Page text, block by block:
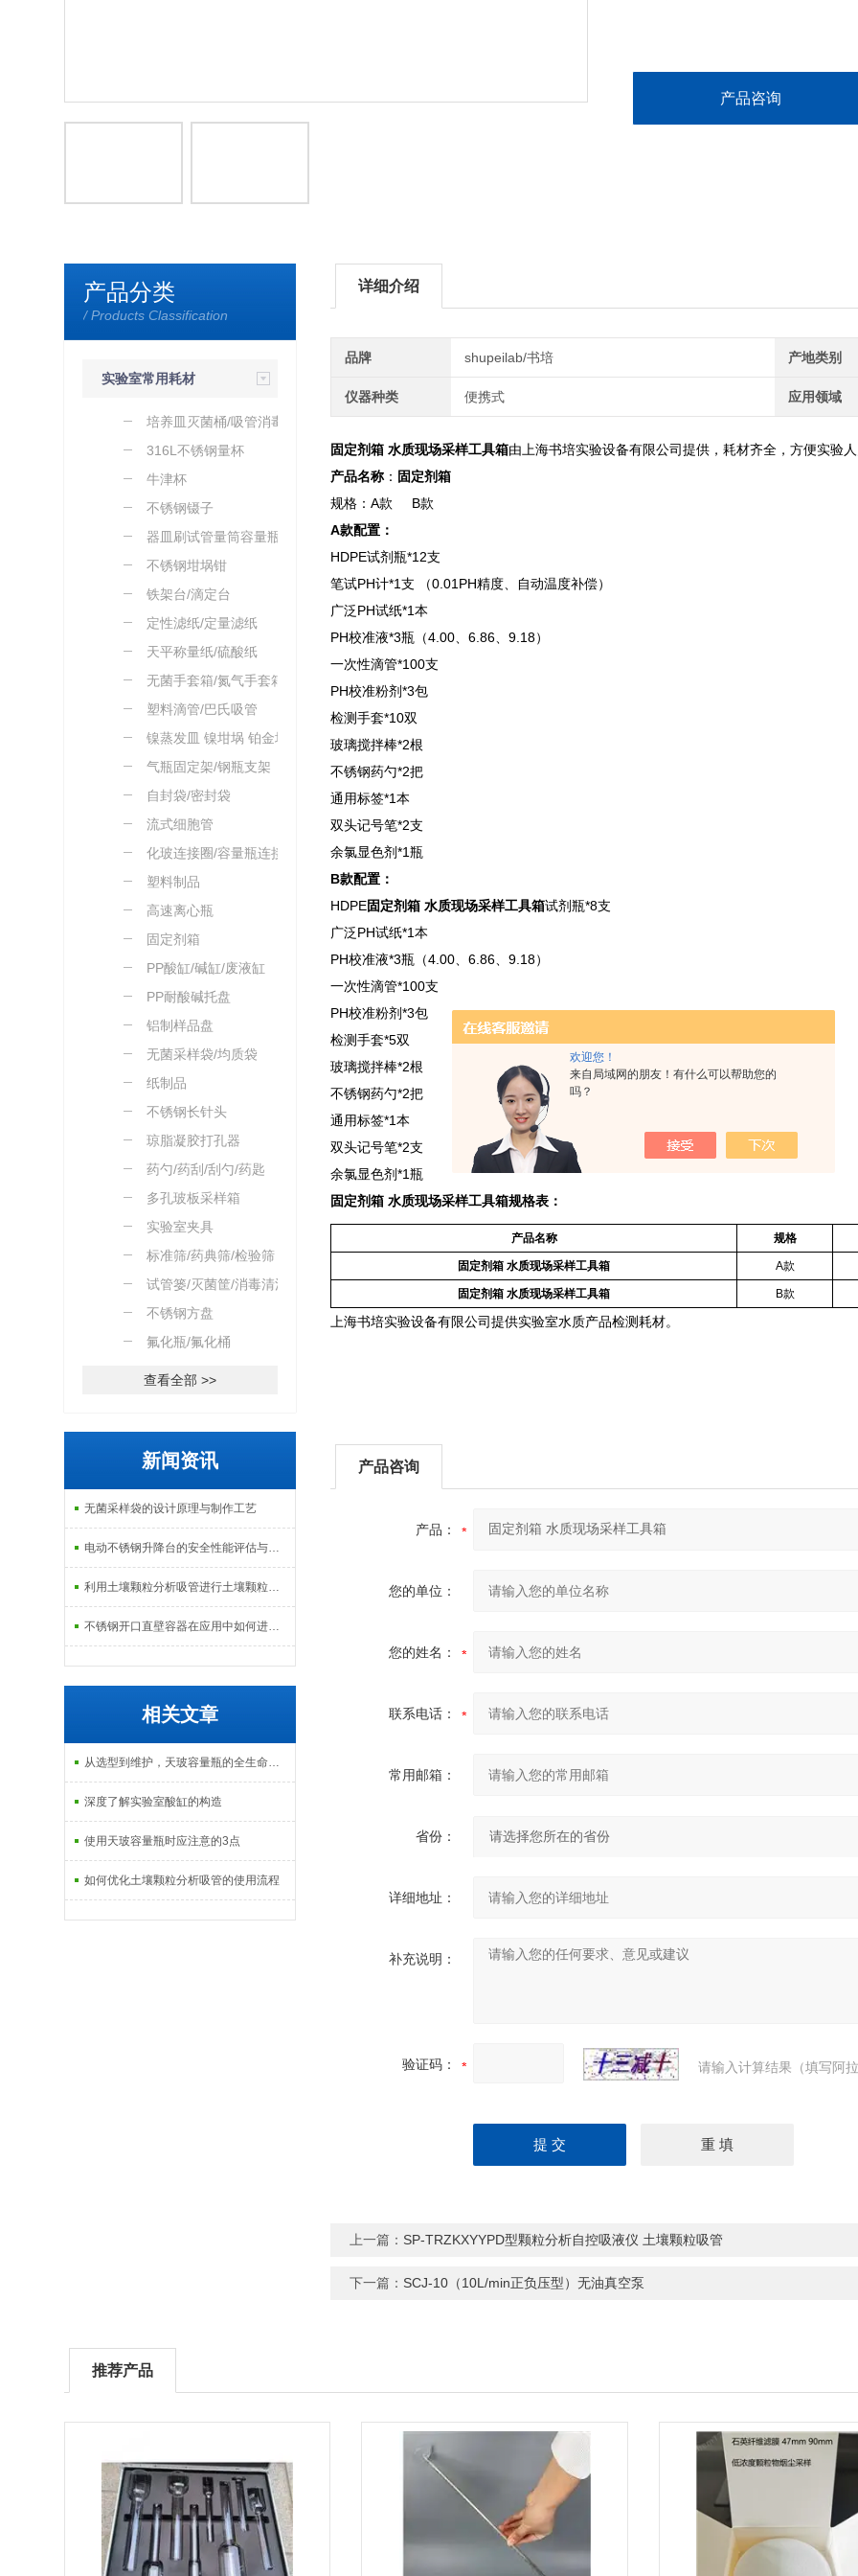
欢迎您！
来自局域网的朋友！有什么可以帮助您的
吗？
产品咨询
产品分类
/ Products Classification
实验室常用耗材
培养皿灭菌桶/吸管消毒桶
316L不锈钢量杯
牛津杯
不锈钢镊子
器皿刷试管量筒容量瓶刷
不锈钢坩埚钳
铁架台/滴定台
定性滤纸/定量滤纸
天平称量纸/硫酸纸
无菌手套箱/氮气手套箱
塑料滴管/巴氏吸管
镍蒸发皿 镍坩埚 铂金坩
埚
气瓶固定架/钢瓶支架
自封袋/密封袋
流式细胞管
化玻连接圈/容量瓶连接绳
塑料制品
高速离心瓶
固定剂箱
PP酸缸/碱缸/废液缸
PP耐酸碱托盘
铝制样品盘
无菌采样袋/均质袋
纸制品
不锈钢长针头
琼脂凝胶打孔器
药勺/药刮/刮勺/药匙
多孔玻板采样箱
实验室夹具
标准筛/药典筛/检验筛
试管篓/灭菌筐/消毒清洗
篮
不锈钢方盘
氟化瓶/氟化桶
查看全部 >>
新闻资讯
无菌采样袋的设计原理与制作工艺
电动不锈钢升降台的安全性能评估与控制
利用土壤颗粒分析吸管进行土壤颗粒定量分析的研究
不锈钢开口直壁容器在应用中如何进行维护和保养？
相关文章
从选型到维护，天玻容量瓶的全生命周期使用指南
深度了解实验室酸缸的构造
使用天玻容量瓶时应注意的3点
如何优化土壤颗粒分析吸管的使用流程
详细介绍
品牌 shupeilab/书培 产地类别
仪器种类 便携式 应用领域
固定剂箱 水质现场采样工具箱由上海书培实验设备有限公司提供，耗材齐全，方便实验人
产品名称 ： 固定剂箱
规格：A款 B款
A款配置：
HDPE试剂瓶*12支
笔试PH计*1支 （0.01PH精度、自动温度补偿）
广泛PH试纸*1本
PH校准液*3瓶（4.00、6.86、9.18）
一次性滴管*100支
PH校准粉剂*3包
检测手套*10双
玻璃搅拌棒*2根
不锈钢药勺*2把
通用标签*1本
双头记号笔*2支
余氯显色剂*1瓶
B款配置：
HDPE固定剂箱 水质现场采样工具箱试剂瓶*8支
广泛PH试纸*1本
PH校准液*3瓶（4.00、6.86、9.18）
一次性滴管*100支
PH校准粉剂*3包
检测手套*5双
玻璃搅拌棒*2根
不锈钢药勺*2把
通用标签*1本
双头记号笔*2支
余氯显色剂*1瓶
固定剂箱 水质现场采样工具箱规格表：
产品名称 规格
固定剂箱 水质现场采样工具箱 A款
固定剂箱 水质现场采样工具箱 B款
上海书培实验设备有限公司提供实验室水质产品检测耗材。
产品咨询
产品：
您的单位：
您的姓名：
联系电话：
常用邮箱：
省份：
详细地址：
补充说明：
验证码： 请输入计算结果（填写阿
上一篇： SP-TRZKXYYPD型颗粒分析自控吸液仪 土壤颗粒吸管
下一篇： SCJ-10（10L/min正负压型）无油真空泵
推荐产品